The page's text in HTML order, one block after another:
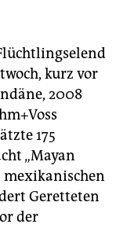
kurz vor
2008
175
„Mayan
mexikanischen
Geretteten
der